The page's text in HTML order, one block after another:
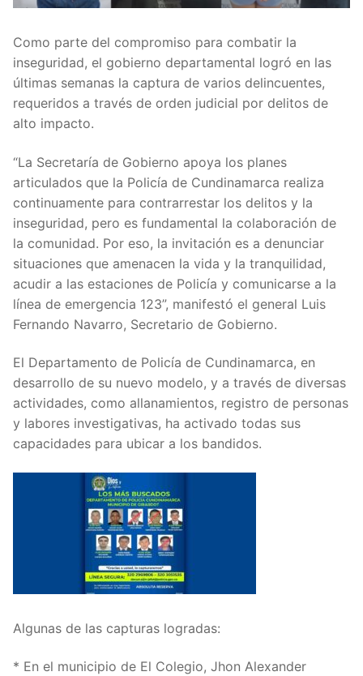
Como parte del compromiso para combatir la
inseguridad, el gobierno departamental logró en las
últimas semanas la captura de varios delincuentes,
requeridos a través de orden judicial por delitos de
alto impacto.
“La Secretaría de Gobierno apoya los planes
articulados que la Policía de Cundinamarca realiza
continuamente para contrarrestar los delitos y la
inseguridad, pero es fundamental la colaboración de
la comunidad. Por eso, la invitación es a denunciar
situaciones que amenacen la vida y la tranquilidad,
acudir a las estaciones de Policía y comunicarse a la
línea de emergencia 123”, manifestó el general Luis
Fernando Navarro, Secretario de Gobierno.
El Departamento de Policía de Cundinamarca, en
desarrollo de su nuevo modelo, y a través de diversas
actividades, como allanamientos, registro de personas
y labores investigativas, ha activado todas sus
capacidades para ubicar a los bandidos.
Algunas de las capturas logradas:
* En el municipio de El Colegio, Jhon Alexander